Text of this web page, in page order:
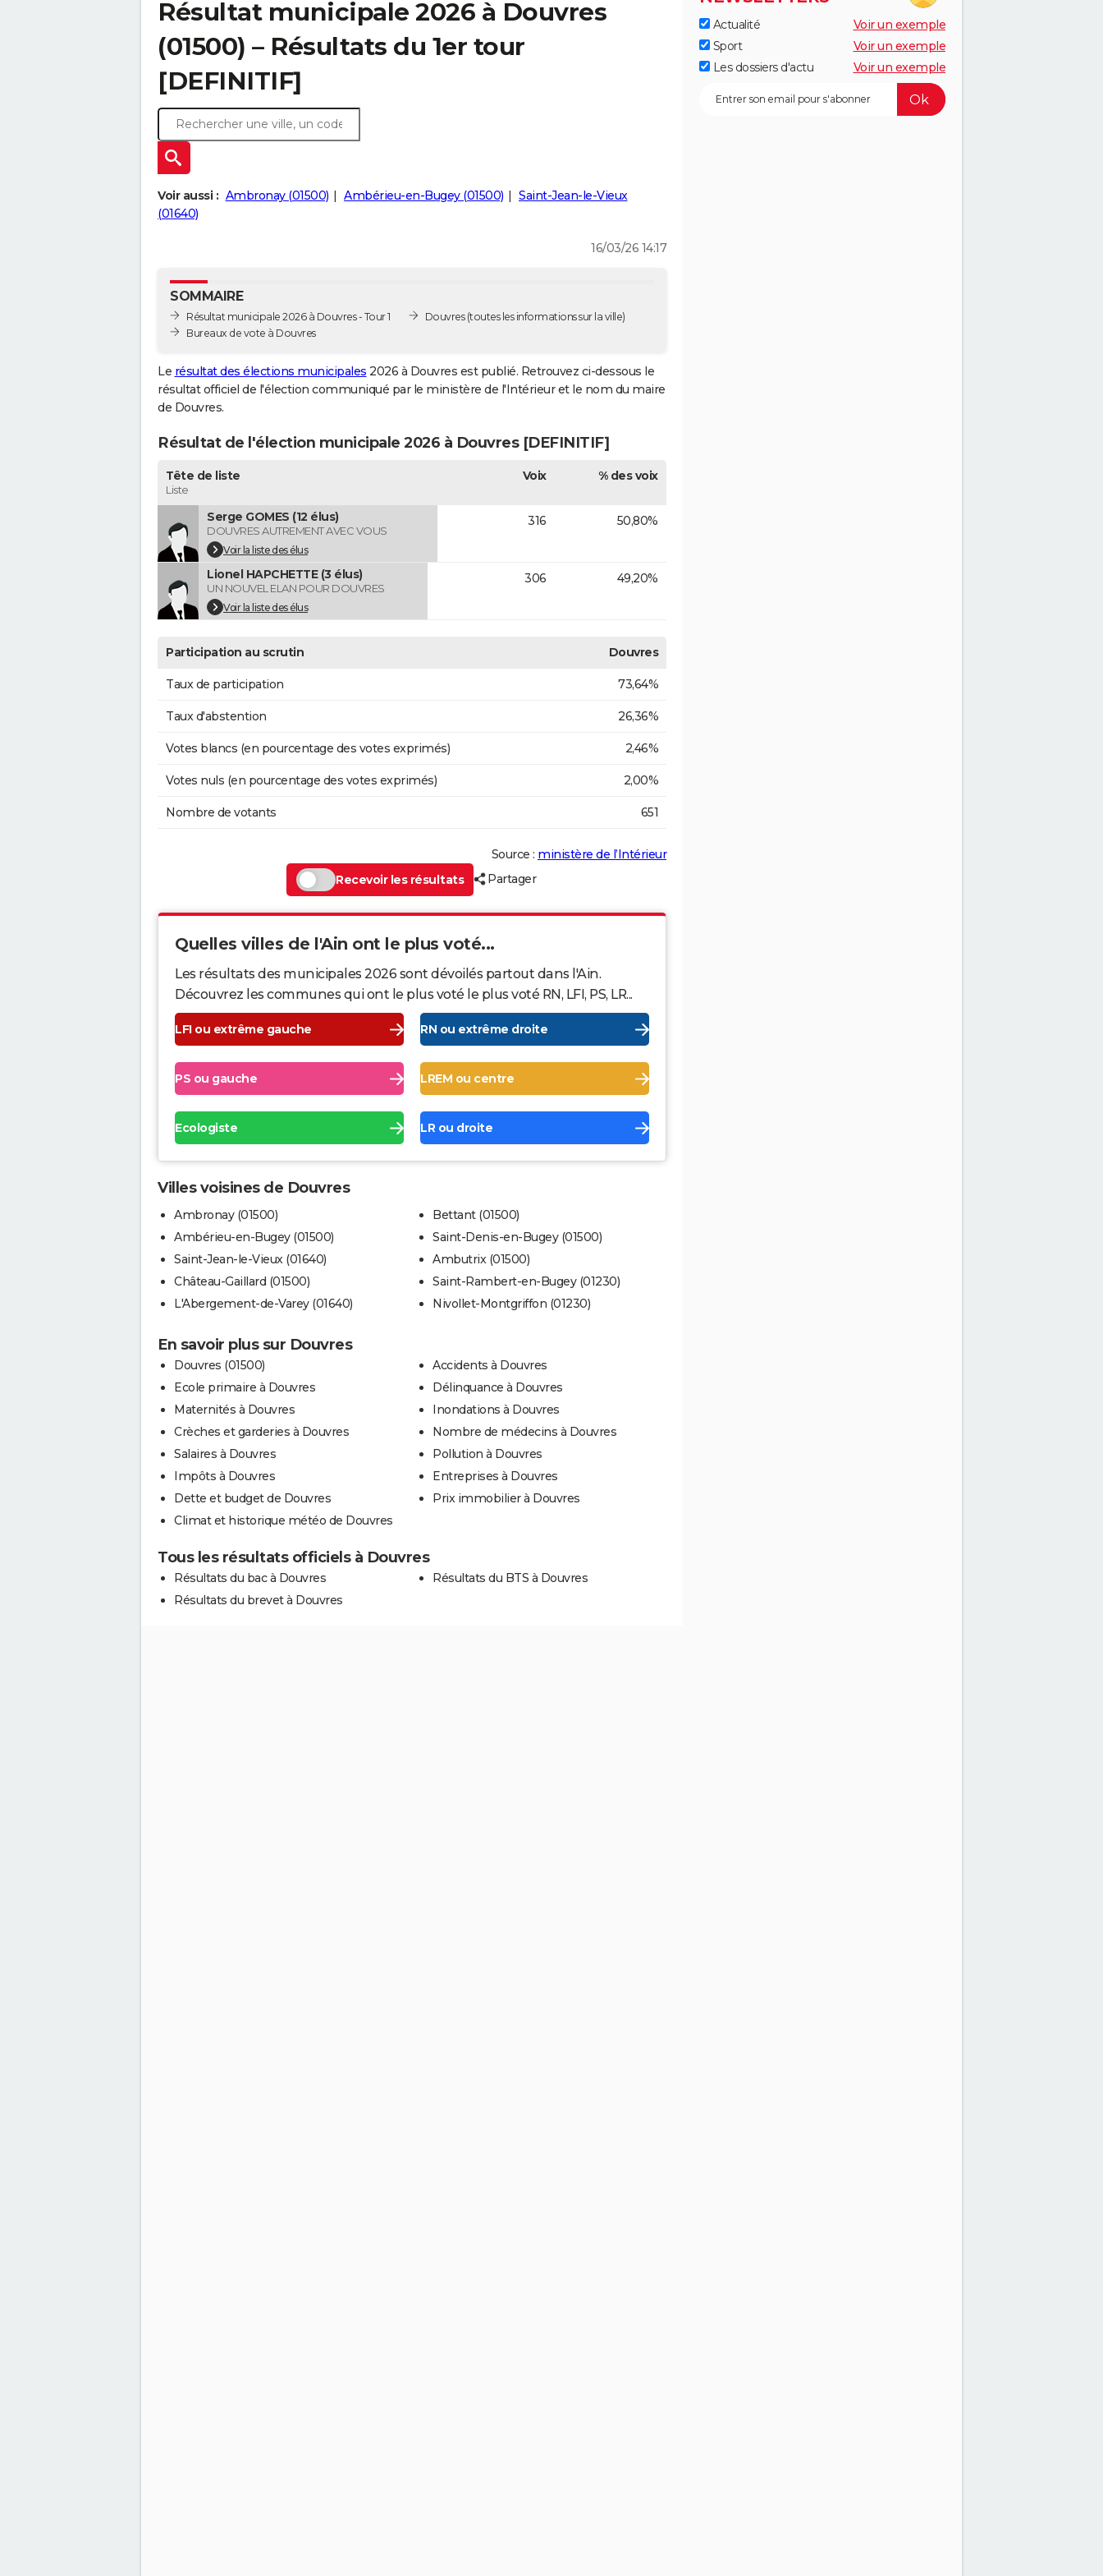
Résultat municipale 2026 à Douvres
(01500) – Résultats du 1er tour
[DEFINITIF]
Voir aussi : Ambronay (01500) Ambérieu-en-Bugey (01500)
Saint-Jean-le-Vieux
(01640)
16/03/26 14:17
SOMMAIRE
Résultat municipale 2026 à Douvres - Tour 1
Bureaux de vote à Douvres
Douvres(toutes les informations sur la ville)
Le résultat des élections municipales 2026 à Douvres est publié. Retrouvez ci-dessous le
résultat officiel de l'élection communiqué par le ministère de l'Intérieur et le nom du maire
de Douvres.
Résultat de l'élection municipale 2026 à Douvres [DEFINITIF]
Tête de liste
Liste
Voix % des voix
Serge GOMES (12 élus)
DOUVRES AUTREMENT AVEC VOUS
Voir la liste des élus
316 50,80%
Lionel HAPCHETTE (3 élus)
UN NOUVEL ELAN POUR DOUVRES
Voir la liste des élus
306 49,20%
Participation au scrutin Douvres
Taux de participation 73,64%
Taux d'abstention 26,36%
Votes blancs (en pourcentage des votes exprimés) 2,46%
Votes nuls (en pourcentage des votes exprimés) 2,00%
Nombre de votants 651
Source : ministère de l’Intérieur
Recevoir les résultats
Partager
Quelles villes de l'Ain ont le plus voté...
Les résultats des municipales 2026 sont dévoilés partout dans l'Ain.
Découvrez les communes qui ont le plus voté le plus voté RN, LFI, PS, LR...
LFI ou extrême gauche RN ou extrême droite
PS ou gauche LREM ou centre
Ecologiste LR ou droite
Villes voisines de Douvres
Ambronay (01500)
Ambérieu-en-Bugey (01500)
Saint-Jean-le-Vieux (01640)
Château-Gaillard (01500)
L'Abergement-de-Varey (01640)
Bettant (01500)
Saint-Denis-en-Bugey (01500)
Ambutrix (01500)
Saint-Rambert-en-Bugey (01230)
Nivollet-Montgriffon (01230)
En savoir plus sur Douvres
Douvres (01500)
Ecole primaire à Douvres
Maternités à Douvres
Crèches et garderies à Douvres
Salaires à Douvres
Impôts à Douvres
Dette et budget de Douvres
Climat et historique météo de Douvres
Accidents à Douvres
Délinquance à Douvres
Inondations à Douvres
Nombre de médecins à Douvres
Pollution à Douvres
Entreprises à Douvres
Prix immobilier à Douvres
Tous les résultats officiels à Douvres
Résultats du bac à Douvres
Résultats du brevet à Douvres
Résultats du BTS à Douvres
Actualité
Voir un exemple
Sport
Voir un exemple
Les dossiers d'actu
Voir un exemple